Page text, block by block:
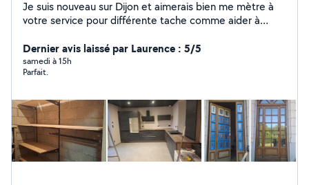
Je suis nouveau sur Dijon et aimerais bien me mètre à
votre service pour différente tache comme aider à
ma maison seule donc j'ai quelque base en bricolage.
Merci et au plaisir de vous aider
Dernier avis laissé par Laurence : 5/5
samedi à 15h
Parfait.